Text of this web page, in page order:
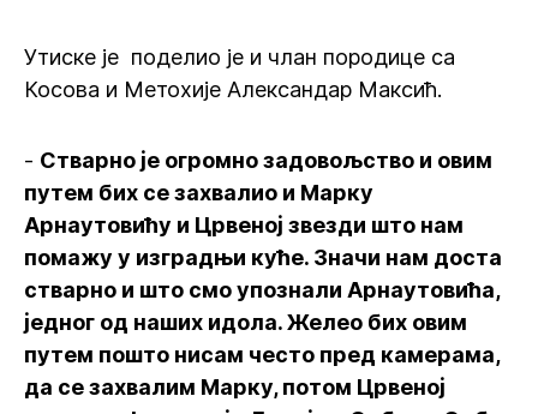
Утиске је поделио је и члан породице са
Косова и Метохије Александар Максић.
- Стварно је огромно задовољство и овим
путем бих се захвалио и Марку
Арнаутовићу и Црвеној звезди што нам
помажу у изградњи куће. Значи нам доста
стварно и што смо упознали Арнаутовића,
једног од наших идола. Желео бих овим
путем пошто нисам често пред камерама,
да се захвалим Марку, потом Црвеној